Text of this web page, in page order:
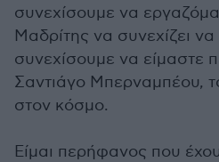
συνεχίσουμε να
Μαδρίτης να συνεχίζει να
συνεχίσουμε να είμαστε
Σαντιάγο Μπερναμπέου,
στον κόσμο.
Είμαι περήφανος που